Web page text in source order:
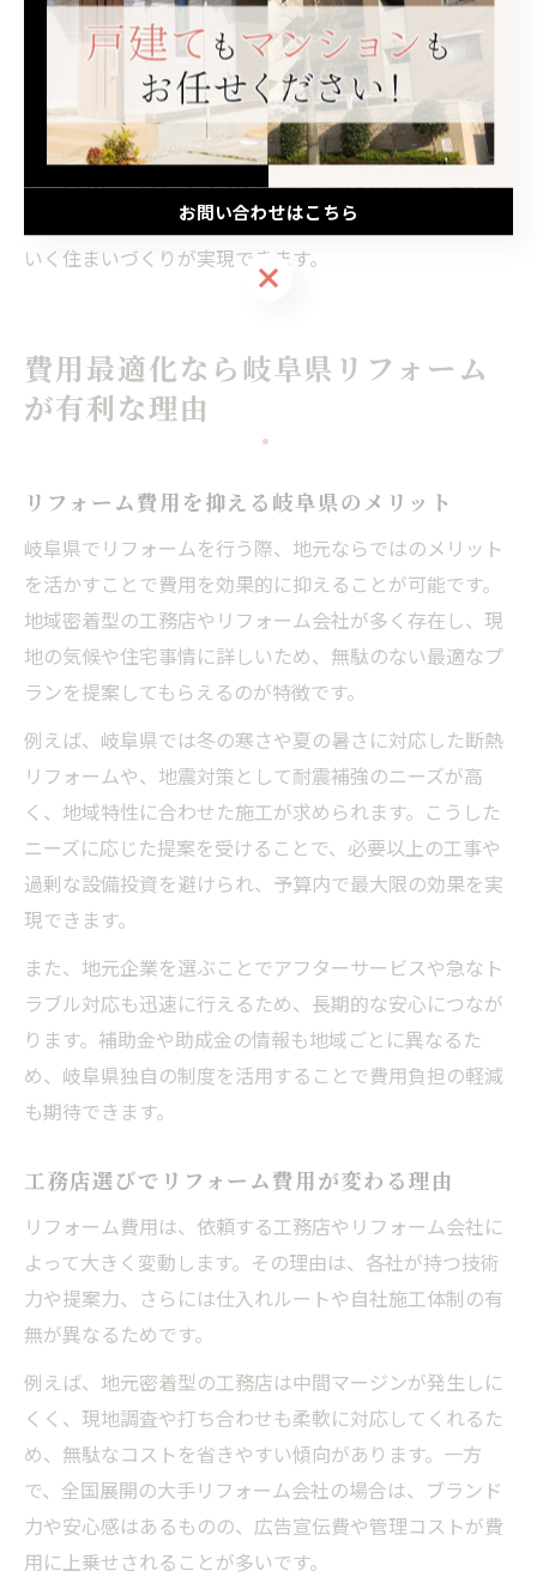
市など、エリアごとの特徴に合ったリフォーム事例を参
考にするのも有効です。
リフォーム費用は工事内容や住宅の状態によって異なり
ますが、予算シミュレーションや見積もり相談を活用
し、自分に合ったプランを選ぶことが大切です。信頼で
きるリフォーム会社と二人三脚で進めることで、納得の
いく住まいづくりが実現できます。
費用最適化なら岐阜県リフォーム
が有利な理由
リフォーム費用を抑える岐阜県のメリット
岐阜県でリフォームを行う際、地元ならではのメリット
を活かすことで費用を効果的に抑えることが可能です。
地域密着型の工務店やリフォーム会社が多く存在し、現
地の気候や住宅事情に詳しいため、無駄のない最適なプ
ランを提案してもらえるのが特徴です。
例えば、岐阜県では冬の寒さや夏の暑さに対応した断熱
リフォームや、地震対策として耐震補強のニーズが高
く、地域特性に合わせた施工が求められます。こうした
ニーズに応じた提案を受けることで、必要以上の工事や
過剰な設備投資を避けられ、予算内で最大限の効果を実
現できます。
また、地元企業を選ぶことでアフターサービスや急なト
ラブル対応も迅速に行えるため、長期的な安心につなが
ります。補助金や助成金の情報も地域ごとに異なるた
め、岐阜県独自の制度を活用することで費用負担の軽減
も期待できます。
工務店選びでリフォーム費用が変わる理由
リフォーム費用は、依頼する工務店やリフォーム会社に
よって大きく変動します。その理由は、各社が持つ技術
力や提案力、さらには仕入れルートや自社施工体制の有
無が異なるためです。
例えば、地元密着型の工務店は中間マージンが発生しに
くく、現地調査や打ち合わせも柔軟に対応してくれるた
め、無駄なコストを省きやすい傾向があります。一方
で、全国展開の大手リフォーム会社の場合は、ブランド
力や安心感はあるものの、広告宣伝費や管理コストが費
用に上乗せされることが多いです。
お問い合わせはこちら
お問い合わせはこちら